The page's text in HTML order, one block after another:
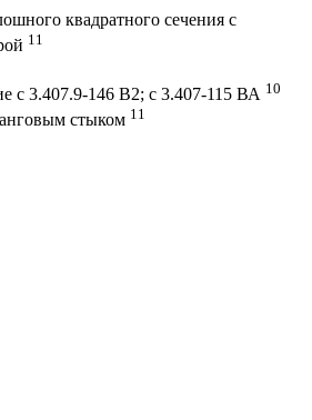
квадратного сечения с
11
с 3.407.9-146 В2; с 3.407-115 ВА 10
стыком 11